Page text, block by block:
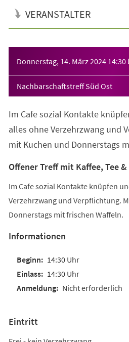
VERANSTALTER
Donnerstag, 14. März 2024 14:30
Nachbarschaftstreff Süd Ost
Im Cafe sozial Kontakte
alles ohne Verzehrzwang und
mit Kuchen und Donnerstags
Offener Treff mit Kaffee, Tee &
Im Cafe sozial Kontakte knüpfen
Verzehrzwang und Verpflichtung.
Donnerstags mit frischen Waffeln.
Informationen
14:30 Uhr
14:30 Uhr
Nicht erforderlich
Eintritt